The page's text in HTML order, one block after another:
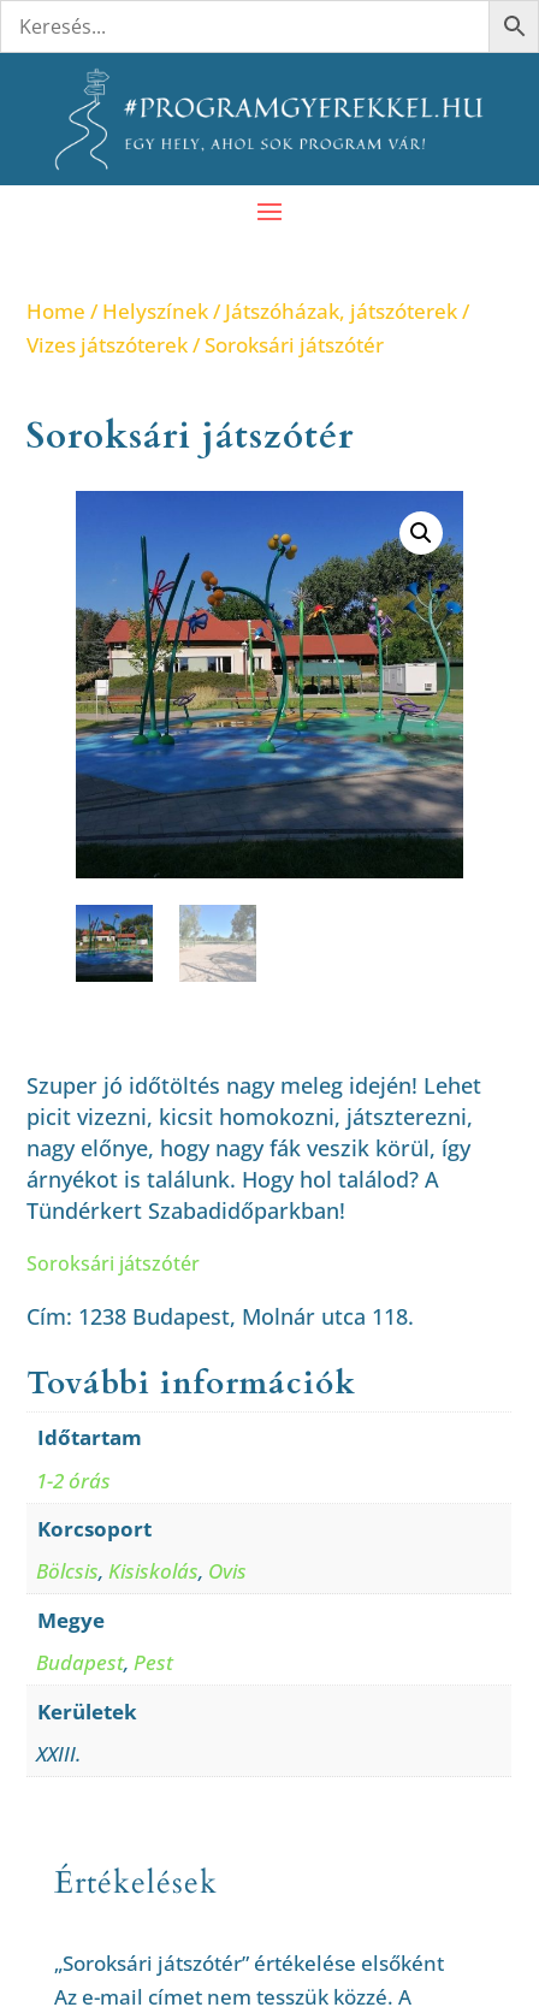
Home /Helyszínek/Játszóházak, játszóterek/
Vizes játszóterek/ Soroksári játszótér
Soroksári játszótér
Szuper jó időtöltés nagy meleg idején! Lehet
picit vizezni, kicsit homokozni, játszterezni,
nagy előnye, hogy nagy fák veszik körül, így
árnyékot is találunk. Hogy hol találod? A
Tündérkert Szabadidőparkban!
Soroksári játszótér
Cím: 1238 Budapest, Molnár utca 118.
További információk
Időtartam
1-2 órás
Korcsoport
Bölcsis,Kisiskolás, Ovis
Megye
Budapest,Pest
Kerületek
XXIII.
Értékelések
„Soroksári játszótér” értékelése elsőként
Az e-mail címet nem tesszük közzé. A